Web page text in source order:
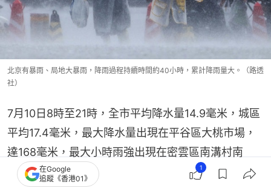
北京有暴雨、局地大暴雨，降雨過程持續時間約40小時，累計降雨量大。（路透
社）
7月10日8時至21時，全市平均降水量14.9毫米，城區
平均17.4毫米，最大降水量出現在平谷區大桃市場，
達168毫米，最大小時雨強出現在密雲區南溝村南
溝，達64.6毫米/小時。
在Google
追蹤《香港01》
1